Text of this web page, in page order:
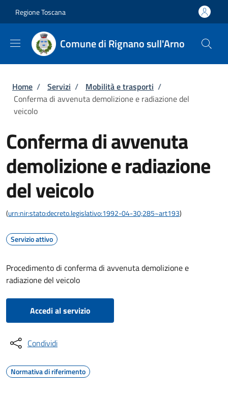
Regione Toscana
Comune di Rignano sull'Arno
Briciole di pane
Home / Servizi / Mobilità e trasporti /
Conferma di avvenuta demolizione e radiazione del
veicolo
Conferma di avvenuta
demolizione e radiazione
del veicolo
(urn:nir:stato:decreto.legislativo:1992-04-30;285~art193)
Servizio attivo
Procedimento di conferma di avvenuta demolizione e
radiazione del veicolo
Accedi al servizio
Condividi
Normativa di riferimento